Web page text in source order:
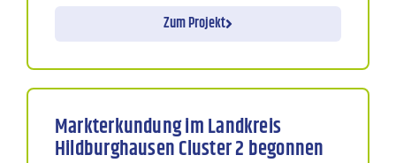
Zum Projekt
Markterkundung im Landkreis
Hildburghausen Cluster 2 begonnen